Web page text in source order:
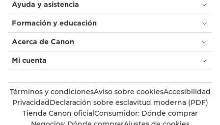
Ayuda y asistencia
Formación y educación
Acerca de Canon
Mi cuenta
Términos y condicionesAviso sobre cookiesAccesibilidad
PrivacidadDeclaración sobre esclavitud moderna (PDF)
Tienda Canon oficialConsumidor: Dónde comprar